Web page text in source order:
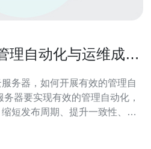
理自动化与运维成本
务器，如何开展有效的管理自
器要实现有效的管理自动化，
短发布周期、提升一致性、降
，结合基础设施即代码（IaC）